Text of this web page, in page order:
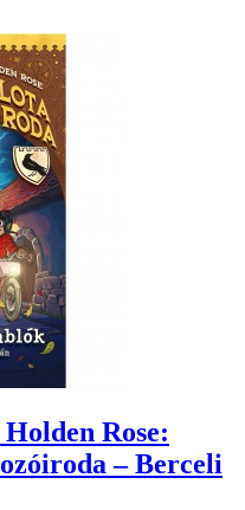
Rose:
– Berceli